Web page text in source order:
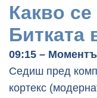
Какво
Битката
09:15 –
Седиш пред
кортекс